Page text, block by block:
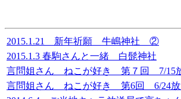
2015.1.21 新年祈願 牛嶋神社 ②
2015.1.3 春駒さんと一緒 白髭神社
言問姐さん ねこが好き 第７回 7/15
言問姐さん ねこが好き 第6回 6/24放